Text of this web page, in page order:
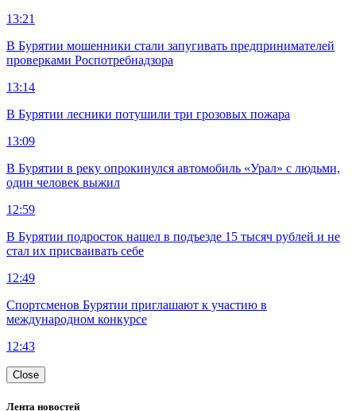
13:21
В Бурятии мошенники стали запугивать предпринимателей
проверками Роспотребнадзора
13:14
В Бурятии лесники потушили три грозовых пожара
13:09
В Бурятии в реку опрокинулся автомобиль «Урал» с людьми,
один человек выжил
12:59
В Бурятии подросток нашел в подъезде 15 тысяч рублей и не
стал их присваивать себе
12:49
Спортсменов Бурятии приглашают к участию в
международном конкурсе
12:43
Close
Лента новостей